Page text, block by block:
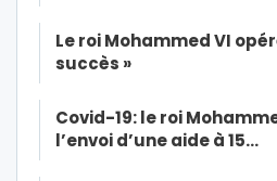
Le roi Mohammed VI
succès »
Covid-19: le roi
l’envoi d’une aide à 15…